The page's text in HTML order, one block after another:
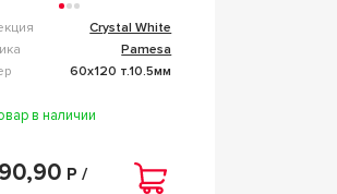
Crystal White
Pamesa
60x120 т.10.5мм
в наличии
Р /